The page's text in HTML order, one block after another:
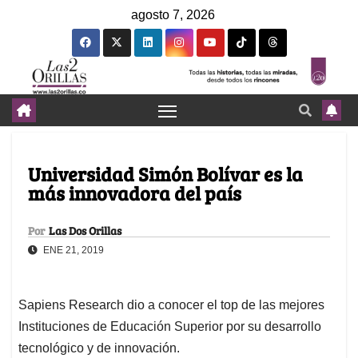
agosto 7, 2026
Universidad Simón Bolívar es la
más innovadora del país
Por Las Dos Orillas
ENE 21, 2019
Sapiens Research dio a conocer el top de las mejores
Instituciones de Educación Superior por su desarrollo
tecnológico y de innovación.